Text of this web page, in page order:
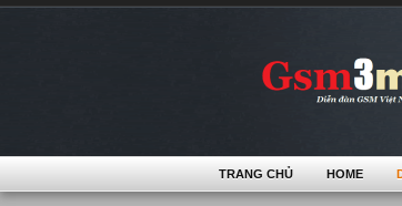
TRANG CHỦ HOME